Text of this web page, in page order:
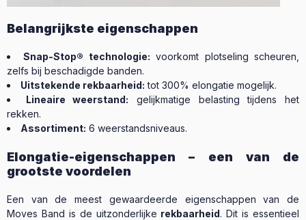
Belangrijkste eigenschappen
Snap-Stop® technologie: voorkomt plotseling scheuren,
zelfs bij beschadigde banden.
Uitstekende rekbaarheid: tot 300% elongatie mogelijk.
Lineaire weerstand: gelijkmatige belasting tijdens het
rekken.
Assortiment: 6 weerstandsniveaus.
Elongatie-eigenschappen – een van de
grootste voordelen
Een van de meest gewaardeerde eigenschappen van de
Moves Band is de uitzonderlijke rekbaarheid. Dit is essentieel